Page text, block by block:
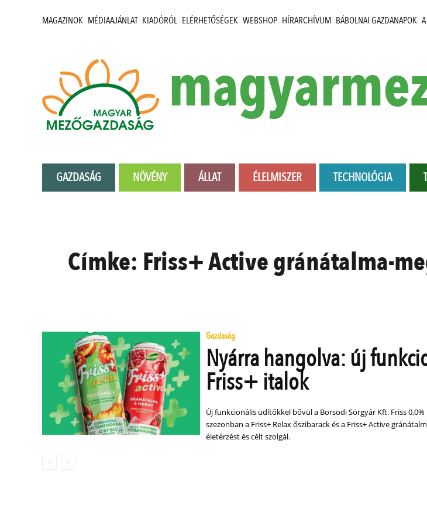
MAGAZINOK MÉDIAAJÁNLAT KIADÓRÓL ELÉRHETŐSÉGEK WEBSHOP HÍRARCHÍVUM BÁBOLNAI GAZDANAPOK
GAZDASÁG NÖVÉNY ÁLLAT ÉLELMISZER TECHNOLÓGIA
Címke: Friss+ Active gránátalma-
Gazdaság
Nyárra hangolva: új
Friss+ italok
Új funkcionális üdítőkkel bővül a Borsodi Sörgyár Kft. Friss
szezonban a Friss+ Relax őszibarack és a Friss+ Active
életérzést és célt szolgál.